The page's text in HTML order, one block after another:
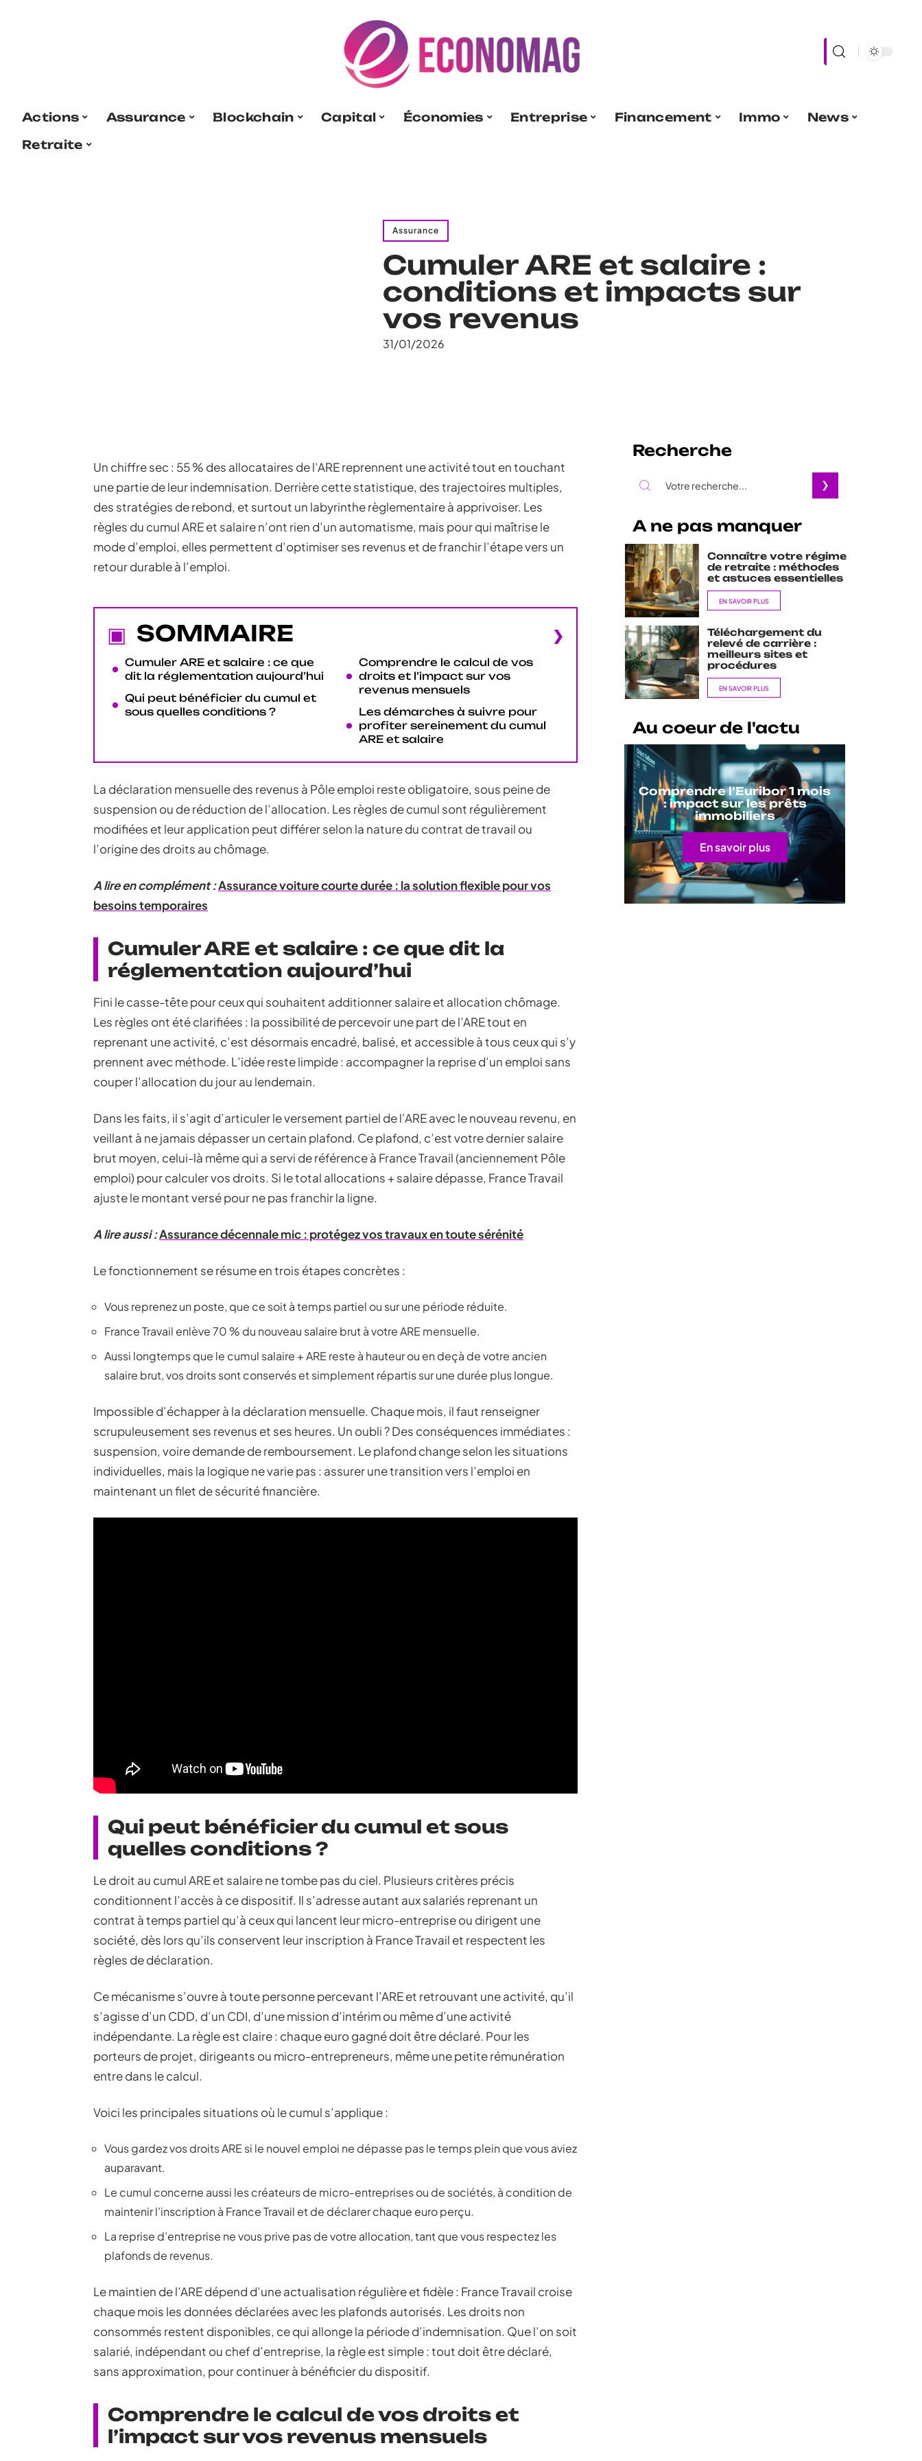
Actions Assurance Blockchain Capital Économies Entreprise Financement Immo
News
Retraite
Assurance
Cumuler ARE et salaire :
conditions et impacts sur
vos revenus
31/01/2026
Un chiffre sec : 55 % des allocataires de l’ARE reprennent une activité tout en touchant
une partie de leur indemnisation. Derrière cette statistique, des trajectoires multiples,
des stratégies de rebond, et surtout un labyrinthe règlementaire à apprivoiser. Les
règles du cumul ARE et salaire n’ont rien d’un automatisme, mais pour qui maîtrise le
mode d’emploi, elles permettent d’optimiser ses revenus et de franchir l’étape vers un
retour durable à l’emploi.
SOMMAIRE
Cumuler ARE et salaire : ce que
dit la réglementation aujourd’hui
Qui peut bénéficier du cumul et
sous quelles conditions ?
Comprendre le calcul de vos
droits et l’impact sur vos
revenus mensuels
Les démarches à suivre pour
profiter sereinement du cumul
ARE et salaire
La déclaration mensuelle des revenus à Pôle emploi reste obligatoire, sous peine de
suspension ou de réduction de l’allocation. Les règles de cumul sont régulièrement
modifiées et leur application peut différer selon la nature du contrat de travail ou
l’origine des droits au chômage.
A lire en complément :Assurance voiture courte durée : la solution flexible pour vos
besoins temporaires
Cumuler ARE et salaire : ce que dit la
réglementation aujourd’hui
Fini le casse-tête pour ceux qui souhaitent additionner salaire et allocation chômage.
Les règles ont été clarifiées : la possibilité de percevoir une part de l’ARE tout en
reprenant une activité, c’est désormais encadré, balisé, et accessible à tous ceux qui s’y
prennent avec méthode. L’idée reste limpide : accompagner la reprise d’un emploi sans
couper l’allocation du jour au lendemain.
Dans les faits, il s’agit d’articuler le versement partiel de l’ARE avec le nouveau revenu, en
veillant à ne jamais dépasser un certain plafond. Ce plafond, c’est votre dernier salaire
brut moyen, celui-là même qui a servi de référence à France Travail (anciennement Pôle
emploi) pour calculer vos droits. Si le total allocations + salaire dépasse, France Travail
ajuste le montant versé pour ne pas franchir la ligne.
A lire aussi :Assurance décennale mic : protégez vos travaux en toute sérénité
Le fonctionnement se résume en trois étapes concrètes :
Vous reprenez un poste, que ce soit à temps partiel ou sur une période réduite.
France Travail enlève 70 % du nouveau salaire brut à votre ARE mensuelle.
Aussi longtemps que le cumul salaire + ARE reste à hauteur ou en deçà de votre ancien
salaire brut, vos droits sont conservés et simplement répartis sur une durée plus longue.
Impossible d’échapper à la déclaration mensuelle. Chaque mois, il faut renseigner
scrupuleusement ses revenus et ses heures. Un oubli ? Des conséquences immédiates :
suspension, voire demande de remboursement. Le plafond change selon les situations
individuelles, mais la logique ne varie pas : assurer une transition vers l’emploi en
maintenant un filet de sécurité financière.
Qui peut bénéficier du cumul et sous
quelles conditions ?
Le droit au cumul ARE et salaire ne tombe pas du ciel. Plusieurs critères précis
conditionnent l’accès à ce dispositif. Il s’adresse autant aux salariés reprenant un
contrat à temps partiel qu’à ceux qui lancent leur micro-entreprise ou dirigent une
société, dès lors qu’ils conservent leur inscription à France Travail et respectent les
règles de déclaration.
Ce mécanisme s’ouvre à toute personne percevant l’ARE et retrouvant une activité, qu’il
s’agisse d’un CDD, d’un CDI, d’une mission d’intérim ou même d’une activité
indépendante. La règle est claire : chaque euro gagné doit être déclaré. Pour les
porteurs de projet, dirigeants ou micro-entrepreneurs, même une petite rémunération
entre dans le calcul.
Voici les principales situations où le cumul s’applique :
Vous gardez vos droits ARE si le nouvel emploi ne dépasse pas le temps plein que vous aviez
auparavant.
Le cumul concerne aussi les créateurs de micro-entreprises ou de sociétés, à condition de
maintenir l’inscription à France Travail et de déclarer chaque euro perçu.
La reprise d’entreprise ne vous prive pas de votre allocation, tant que vous respectez les
plafonds de revenus.
Le maintien de l’ARE dépend d’une actualisation régulière et fidèle : France Travail croise
chaque mois les données déclarées avec les plafonds autorisés. Les droits non
consommés restent disponibles, ce qui allonge la période d’indemnisation. Que l’on soit
salarié, indépendant ou chef d’entreprise, la règle est simple : tout doit être déclaré,
sans approximation, pour continuer à bénéficier du dispositif.
Comprendre le calcul de vos droits et
l’impact sur vos revenus mensuels
Recherche
A ne pas manquer
Connaître votre régime
de retraite : méthodes
et astuces essentielles
EN SAVOIR PLUS
Téléchargement du
relevé de carrière :
meilleurs sites et
procédures
EN SAVOIR PLUS
Au coeur de l'actu
Comprendre l’Euribor 1 mois
: impact sur les prêts
immobiliers
En savoir plus